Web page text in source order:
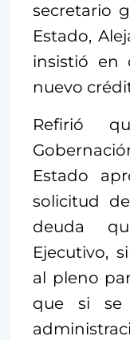
secretario
Estado,
insistió en
nuevo
Refirió
Estado
solicitud
deuda
Ejecutivo,
al pleno
que si se